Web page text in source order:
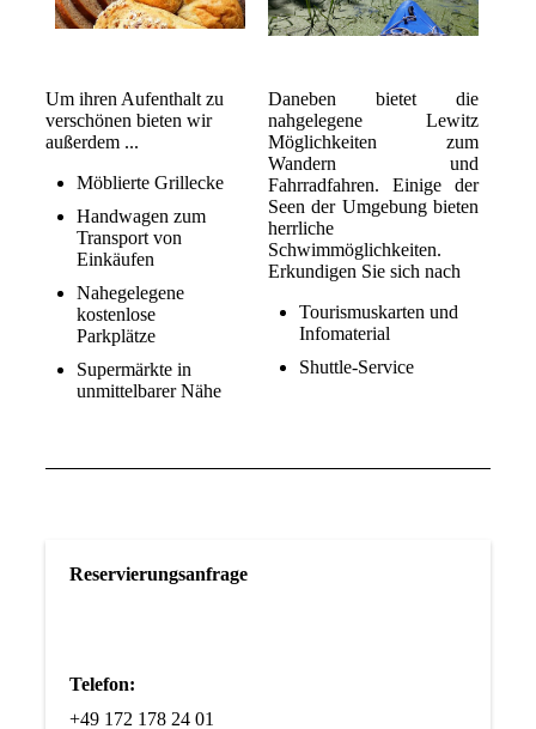
Um ihren Aufenthalt zu
verschönen bieten wir
außerdem ...
Möblierte Grillecke
Handwagen zum
Transport von
Einkäufen
Nahegelegene
kostenlose
Parkplätze
Supermärkte in
unmittelbarer Nähe
Daneben bietet die
nahgelegene Lewitz
Möglichkeiten zum
Wandern und
Fahrradfahren. Einige der
Seen der Umgebung bieten
herrliche
Schwimmöglichkeiten.
Erkundigen Sie sich nach
Tourismuskarten und
Infomaterial
Shuttle-Service
Reservierungsanfrage
Telefon:
+49 172 178 24 01